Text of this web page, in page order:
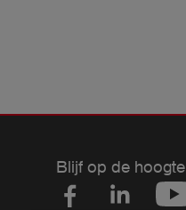
Blijf op de hoogte